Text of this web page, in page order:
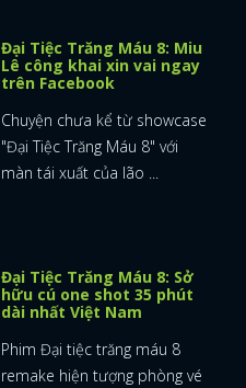
Đại Tiệc Trăng Máu 8: Miu
Lê công khai xin vai ngay
trên Facebook
Chuyện chưa kể từ showcase
"Đại Tiệc Trăng Máu 8" với
màn tái xuất của lão ...
Đại Tiệc Trăng Máu 8: Sở
hữu cú one shot 35 phút
dài nhất Việt Nam
Phim Đại tiệc trăng máu 8
remake hiện tượng phòng vé